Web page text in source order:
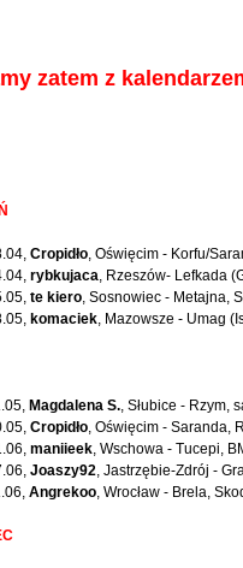
zatem z
Cropidło , Oświęcim - Korfu/
rybkujaca , Rzeszów- Lefkada
te kiero , Sosnowiec - Metajna,
komaciek , Mazowsze - Umag
Magdalena S. , Słubice - Rzym,
Cropidło , Oświęcim - Saranda,
maniieek , Wschowa - Tucepi,
Joaszy92 , Jastrzębie-Zdrój -
Angrekoo , Wrocław - Brela,